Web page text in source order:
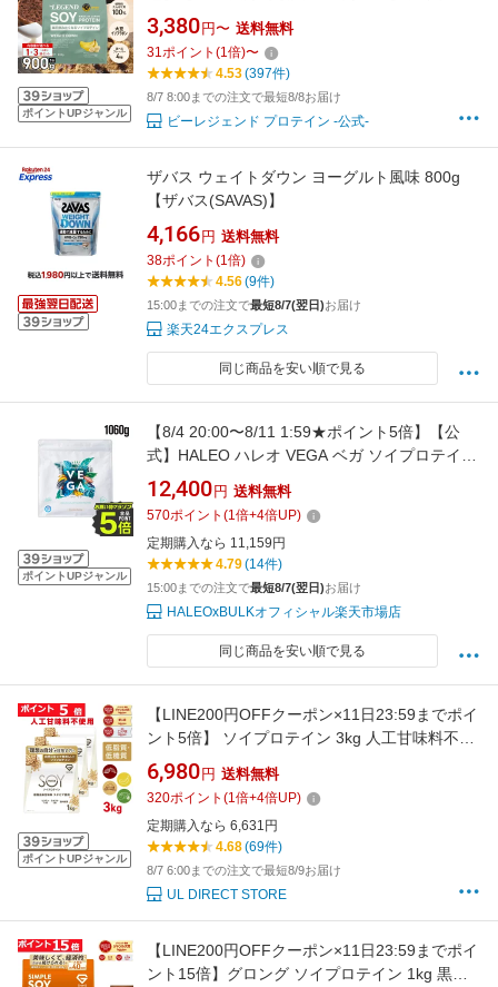
ポイントUPジャンル
テイン 女性 男性 WEIGHT DOWN ビーレジェ
ンド プロテイン バナナ ヨーグルト ココア 黒蜜
きなこ be LEGEND ウェイトダウン リニューア
3,380 円〜 送料無料
31ポイント (1倍)〜
4.53(397件)
8/7 8:00までの注文で最短8/8お届け
ビーレジェンド プロテイン -公式-
ザバス ウェイトダウン ヨーグルト風味 800g
【ザバス(SAVAS)】
4,166 円 送料無料
38ポイント (1倍)
4.56(9件)
15:00までの注文で最短8/7(翌日)お届け
楽天24エクスプレス
同じ商品を安い順で見る
ポイントUPジャンル
【8/4 20:00〜8/11 1:59★ポイント5倍】【公
式】HALEO ハレオ VEGA ベガ ソイプロテイン
サチャインチプロテイン プロテインスムージー
植物性 チョコレート バナナ 自然素材 香料不使
用 1,060g ギフト
12,400 円 送料無料
570ポイント (1倍+4倍UP)
定期購入なら 11,159円
4.79(14件)
15:00までの注文で最短8/7(翌日)お届け
HALEOxBULKオフィシャル楽天市場店
同じ商品を安い順で見る
ポイントUPジャンル
【LINE200円OFFクーポン×11日23:59までポイ
ント5倍】 ソイプロテイン 3kg 人工甘味料不使
用 プロテイン 大豆プロテイン 植物由来甘味料
ステビア使用 ビタミン11種 ミネラル3種
GronG(グロング)
6,980 円 送料無料
320ポイント (1倍+4倍UP)
定期購入なら 6,631円
4.68(69件)
8/7 6:00までの注文で最短8/9お届け
UL DIRECT STORE
【LINE200円OFFクーポン×11日23:59までポイ
ント15倍】グロング ソイプロテイン 1kg 黒糖